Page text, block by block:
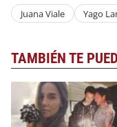
Juana Viale Yago
TAMBIÉN TE